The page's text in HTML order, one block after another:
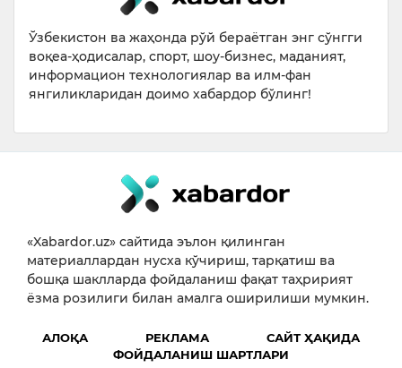
Ўзбекистон ва жаҳонда рўй бераётган энг сўнгги
воқеа-ҳодисалар, спорт, шоу-бизнес, маданият,
информацион технологиялар ва илм-фан
янгиликларидан доимо хабардор бўлинг!
«Xabardor.uz» сайтида эълон қилинган
материаллардан нусха кўчириш, тарқатиш ва
бошқа шаклларда фойдаланиш фақат таҳририят
ёзма розилиги билан амалга оширилиши мумкин.
АЛОҚА РЕКЛАМА
САЙТ ҲАҚИДА
ФОЙДАЛАНИШ ШАРТЛАРИ